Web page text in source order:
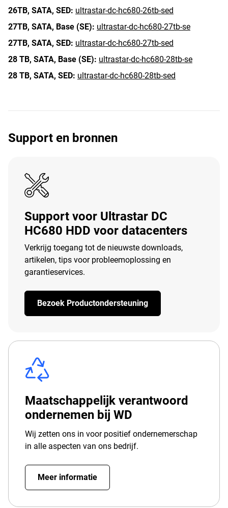
26TB, SATA, SED: ultrastar-dc-hc680-26tb-sed
27TB, SATA, Base (SE): ultrastar-dc-hc680-27tb-se
27TB, SATA, SED: ultrastar-dc-hc680-27tb-sed
28 TB, SATA, Base (SE): ultrastar-dc-hc680-28tb-se
28 TB, SATA, SED: ultrastar-dc-hc680-28tb-sed
Support en bronnen
Support voor Ultrastar DC
HC680 HDD voor datacenters
Verkrijg toegang tot de nieuwste downloads,
artikelen, tips voor probleemoplossing en
garantieservices.
Bezoek Productondersteuning
Maatschappelijk verantwoord
ondernemen bij WD
Wij zetten ons in voor positief ondernemerschap
in alle aspecten van ons bedrijf.
Meer informatie